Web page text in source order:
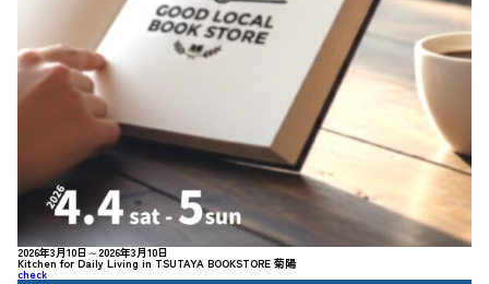
2026年3月10日～2026年3月10日
Kitchen for Daily Living in TSUTAYA BOOKSTORE 菊陽
check